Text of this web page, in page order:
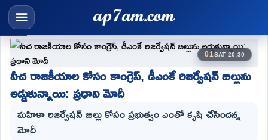
01SAT 20:30
నీచ రాజకీయాల కోసం కాంగ్రెస్, డీఎంకే రిజర్వేషన్ బిల్లును
అడ్డుకున్నాయి: ప్రధాని మోదీ
మహిళా రిజర్వేషన్ బిల్లు కోసం ప్రభుత్వం ఎంతో కృషి చేసిందన్న
మోదీ